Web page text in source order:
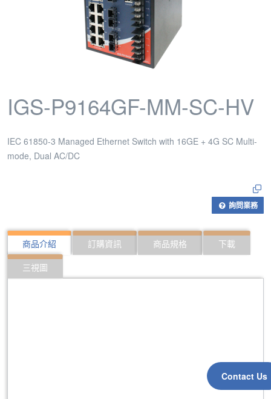
Contact Us
IGS-P9164GF-MM-SC-HV
IEC 61850-3 Managed Ethernet Switch with 16GE + 4G SC Multi-
mode, Dual AC/DC
詢問業務
商品介紹 訂購資訊 商品規格
下載
三視圖